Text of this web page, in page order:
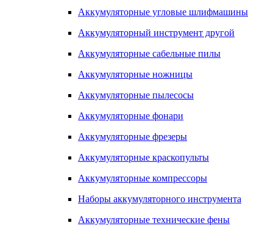
Аккумуляторные угловые шлифмашины
Аккумуляторный инструмент другой
Аккумуляторные сабельные пилы
Аккумуляторные ножницы
Аккумуляторные пылесосы
Аккумуляторные фонари
Аккумуляторные фрезеры
Аккумуляторные краскопульты
Аккумуляторные компрессоры
Наборы аккумуляторного инструмента
Аккумуляторные технические фены